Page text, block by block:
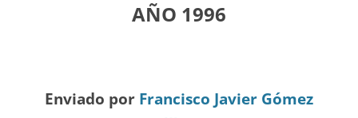
AÑO 1996
Enviado por Francisco Javier Gómez